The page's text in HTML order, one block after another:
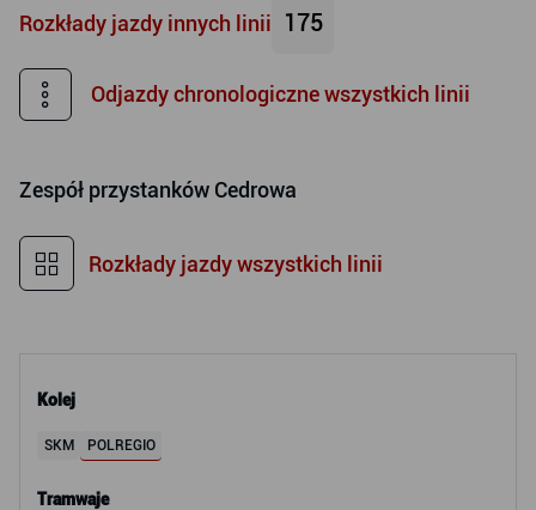
Kolej
SKM POLREGIO
Tramwaje
Rozkłady jazdy innych linii 175
Odjazdy chronologiczne wszystkich linii
Zespół przystanków Cedrowa
Rozkłady jazdy wszystkich linii